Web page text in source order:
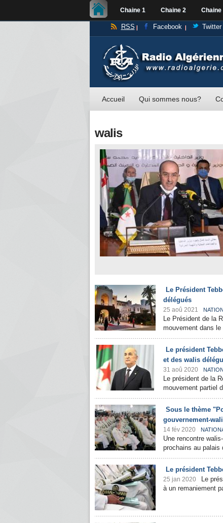
Chaine 1 Chaine 2 Chaine
RSS Facebook Twitter
Accueil Qui sommes nous?
walis
Le Président
délégués
25 aoû 2021
Le Président de la
mouvement dans
Le président
et des walis
31 aoû 2020
Le président de la
mouvement partiel
Sous le thème
gouvernement-
14 fév 2020
Une rencontre
prochains au palais
Le président
25 jan 2020
Le
à un remaniement